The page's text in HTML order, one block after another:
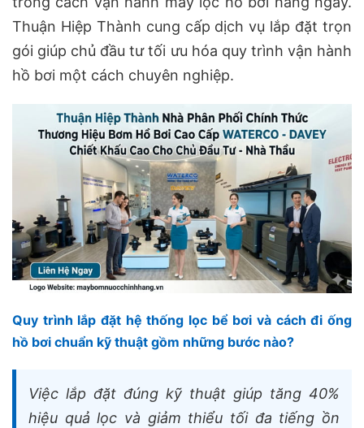
Thuận Hiệp Thành cung cấp dịch vụ lắp đặt trọn
gói giúp chủ đầu tư tối ưu hóa quy trình vận hành
hồ bơi một cách chuyên nghiệp.
Quy trình lắp đặt hệ thống lọc bể bơi và cách đi ống
hồ bơi chuẩn kỹ thuật gồm những bước nào?
Việc lắp đặt đúng kỹ thuật giúp tăng 40%
hiệu quả lọc và giảm thiểu tối đa tiếng ồn